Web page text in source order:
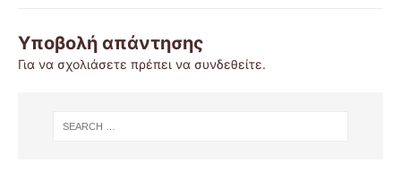
Υποβολή απάντησης
Για να σχολιάσετε πρέπει να συνδεθείτε.